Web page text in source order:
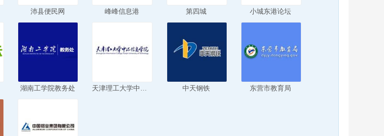
沛县便民网 峰峰信息港 第四城 小城东港论坛
湖南工学院教务处 中天钢铁 东营市教育局